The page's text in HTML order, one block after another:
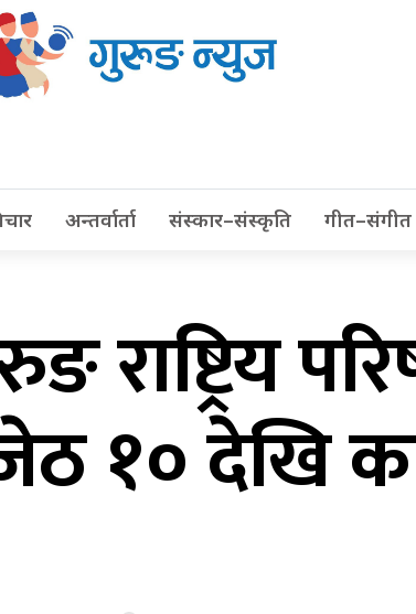
अन्तर्वार्ता संस्कार–संस्कृति गीत–संगीत
जेठ १० देखि